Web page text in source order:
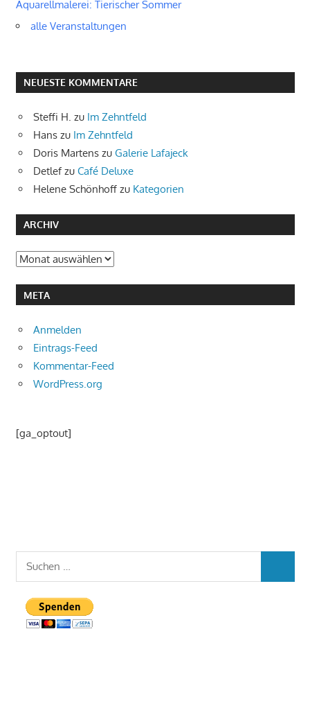
Aquarellmalerei: Tierischer Sommer
alle Veranstaltungen
NEUESTE KOMMENTARE
Steffi H. zu Im Zehntfeld
Hans zu Im Zehntfeld
Doris Martens zu Galerie Lafajeck
Detlefzu Café Deluxe
Helene Schönhoff zu Kategorien
ARCHIV
Archiv
META
Anmelden
Eintrags-Feed
Kommentar-Feed
WordPress.org
[ga_optout]
Suchen